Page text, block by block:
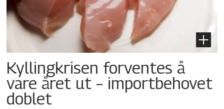
Kyllingkrisen forventes å
vare året ut – importbehovet
doblet